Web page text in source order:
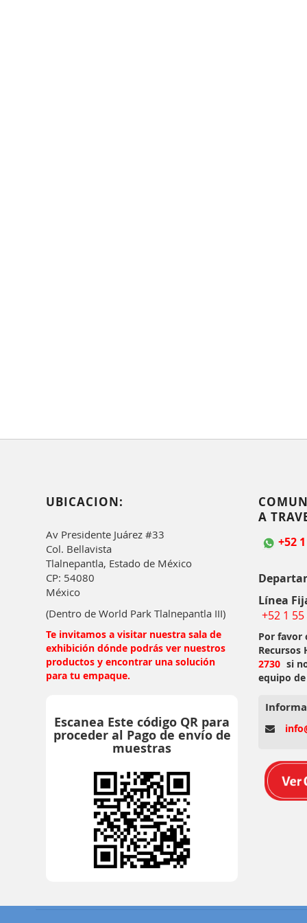
UBICACION:
Av Presidente Juárez #33
Col. Bellavista
Tlalnepantla, Estado de México
CP: 54080
México
(Dentro de World Park Tlalnepantla III)
Te invitamos a visitar nuestra sala de
exhibición dónde podrás ver nuestros
productos y encontrar una solución
para tu empaque.
Escanea Este código QR para
proceder al Pago de envío de
muestras
A
+52
Línea
+52 1
Por favor
Recursos
2730 si
equipo